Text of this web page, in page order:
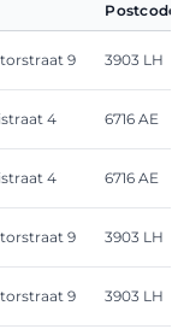
Postcode
9 3903 LH
4 6716 AE
4 6716 AE
9 3903 LH
9 3903 LH